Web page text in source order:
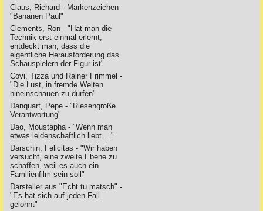
Claus, Richard - Markenzeichen
"Bananen Paul"
Clements, Ron - "Hat man die
Technik erst einmal erlernt,
entdeckt man, dass die
eigentliche Herausforderung das
Schauspielern der Figur ist"
Covi, Tizza und Rainer Frimmel -
"Die Lust, in fremde Welten
hineinschauen zu dürfen"
Danquart, Pepe - "Riesengroße
Verantwortung"
Dao, Moustapha - "Wenn man
etwas leidenschaftlich liebt ..."
Darschin, Felicitas - "Wir haben
versucht, eine zweite Ebene zu
schaffen, weil es auch ein
Familienfilm sein soll"
Darsteller aus "Echt tu matsch" -
"Es hat sich auf jeden Fall
gelohnt"